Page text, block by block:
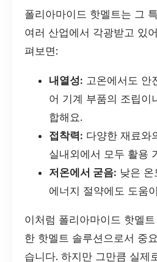
폴리아마이드 핫멜트는 그
여러 산업에서 각광받고 있
펴보면:
내열성: 고온에서도 안
어 기계 부품의 조립이
합해요.
접착력: 다양한 재료와
실내외에서 모두 활용
저온에서 굳음: 낮은 온
에너지 절약에도 도움
이처럼 폴리아마이드 핫멜
한 핫멜트 솔루션으로서 중
습니다. 하지만 그만큼 실제